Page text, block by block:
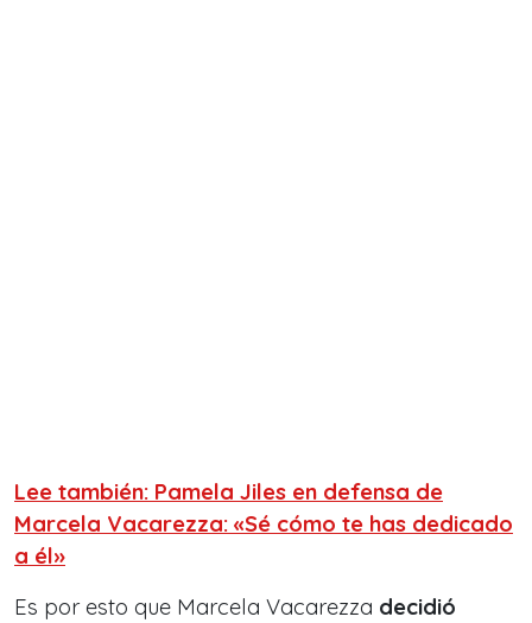
Lee también: Pamela Jiles en defensa de
Marcela Vacarezza: «Sé cómo te has dedicado
a él»
Es por esto que Marcela Vacarezza decidió